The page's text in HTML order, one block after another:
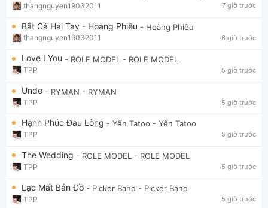
thangnguyen19032011 7 giờ trước
Bắt Cá Hai Tay - Hoàng Phiêu - Hoàng Phiêu
thangnguyen19032011 6 giờ trước
Love I You - ROLE MODEL - ROLE MODEL
TPP 5 giờ trước
Undo - RYMAN - RYMAN
TPP 5 giờ trước
Hạnh Phúc Đau Lòng - Yến Tatoo - Yến Tatoo
TPP 5 giờ trước
The Wedding - ROLE MODEL - ROLE MODEL
TPP 5 giờ trước
Lạc Mất Bản Đồ - Picker Band - Picker Band
TPP 5 giờ trước